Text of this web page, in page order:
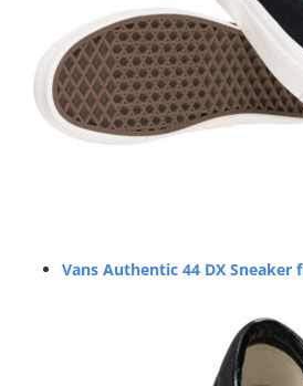
Vans Authentic 44 DX Sneaker